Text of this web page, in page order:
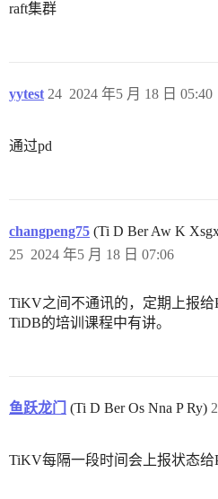
raft集群
yytest 2024 年5 月 18 日 05:40
24
通过pd
changpeng75 (Ti D Ber Aw K
2024 年5 月 18 日 07:06
25
TiKV之间不通讯的，定期上报给
TiDB的培训课程中有讲。
鱼跃龙门 (Ti D Ber Os Nna P Ry)
TiKV每隔一段时间会上报状态给